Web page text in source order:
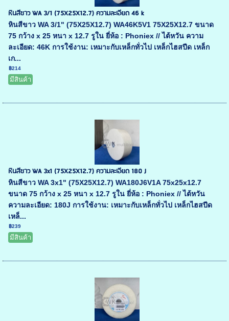
หินสีขาว WA 3/1 (75X25X12.7) ความละเอียด 46 k
หินสีขาว WA 3/1" (75X25X12.7) WA46K5V1 75X25X12.7 ขนาด
75 กว้าง x 25 หนา x 12.7 รูใน ยี่ห้อ : Phoniex // ไต้หวัน ความ
ละเอียด: 46K การใช้งาน: เหมาะกับเหล็กทั่วไป เหล็กไฮสปีด เหล็ก
เก...
฿214
มีสินค้า
หินสีขาว WA 3x1 (75X25X12.7) ความละเอียด 180 J
หินสีขาว WA 3x1" (75X25X12.7) WA180J6V1A 75x25x12.7
ขนาด 75 กว้าง x 25 หนา x 12.7 รูใน ยี่ห้อ : Phoniex // ไต้หวัน
ความละเอียด: 180J การใช้งาน: เหมาะกับเหล็กทั่วไป เหล็กไฮสปีด
เหล็...
฿239
มีสินค้า